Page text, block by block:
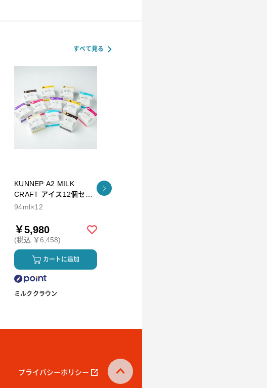
すべて見る
KUNNEP A2 MILK
CRAFT アイス12個セッ
ト
94ml×12
￥5,980
(税込 ￥6,458)
カートに追加
ミルククラウン
プライバシーポリシー